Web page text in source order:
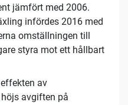
jämfört med 2006.
infördes 2016 med
omställningen till
styra mot ett hållbart
av
avgiften på